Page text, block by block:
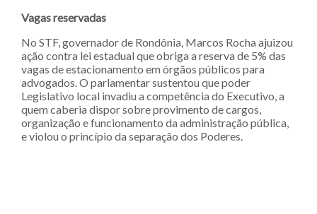
Vagas reservadas
No STF, governador de Rondônia, Marcos Rocha ajuizou
ação contra lei estadual que obriga a reserva de 5% das
vagas de estacionamento em órgãos públicos para
advogados. O parlamentar sustentou que poder
Legislativo local invadiu a competência do Executivo, a
quem caberia dispor sobre provimento de cargos,
organização e funcionamento da administração pública,
e violou o princípio da separação dos Poderes.